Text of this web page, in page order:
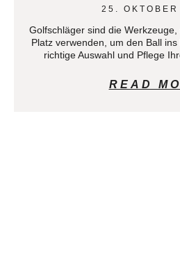
25.
Golfschläger sind die
Platz verwenden, um den Ball
richtige Auswahl und Pflege
READ